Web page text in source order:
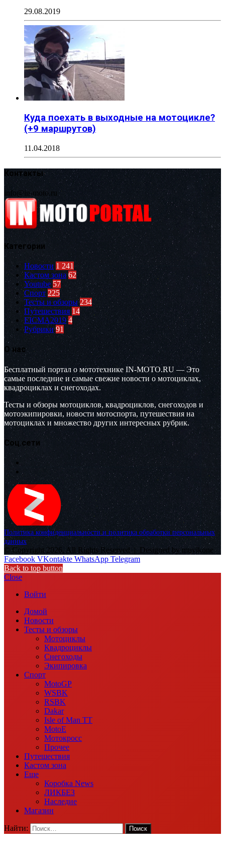
29.08.2019
Куда поехать в выходные на мотоцикле?
(+9 маршрутов)
11.04.2018
Контакты
info@in-moto.ru
Категории
Новости 1 241
Кастом зона 62
Youtube 57
Спорт 225
Тесты и обзоры 234
Путешествия 14
EICMA2019 4
Рубрики 91
О нас
Бесплатный портал о мототехнике IN-MOTO.RU — Это
самые последние и самые свежие новости о мотоциклах,
квадроциклах и снегоходах.
Тесты и обзоры мотоциклов, квадроциклов, снегоходов и
мотоэкипировки, новости мотоспорта, путешествия на
мотоциклах и множество других интересных рубрик.
Соц.сети
Политика конфиденциальности и политика обработки персональных
данных
© Copyright 2026, All Rights Reserved |
Designed by muvikone
Facebook VKontakte WhatsApp Telegram
Back to top button
Close
Войти
Домой
Новости
Тесты и обзоры
Мотоциклы
Квадроциклы
Снегоходы
Экипировка
Спорт
MotoGP
WSBK
RSBK
Dakar
Isle of Man TT
MotoE
Мотокросс
Прочее
Путешествия
Кастом зона
Еще
Коробка News
ЛИКБЕЗ
Наследие
Магазин
Найти: